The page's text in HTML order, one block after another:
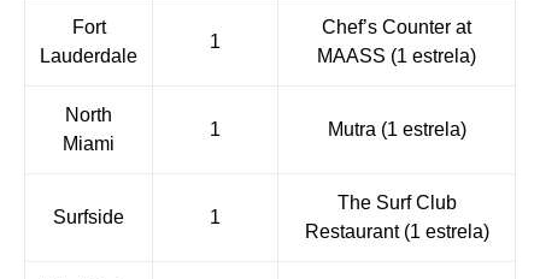
Fort
Lauderdale
1
Chef’s Counter at
MAASS (1 estrela)
North
Miami
1 Mutra (1 estrela)
Surfside 1
The Surf Club
Restaurant (1 estrela)